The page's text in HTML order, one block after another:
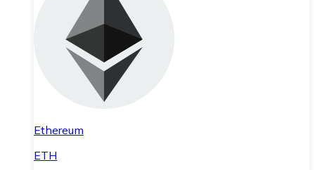
Ethereum
ETH